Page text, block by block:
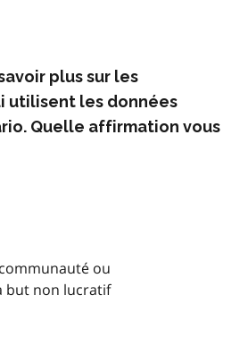
plus sur les
utilisent les données
Quelle affirmation vous
ou
but non lucratif